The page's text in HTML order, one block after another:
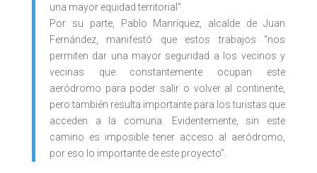
una mayor equidad territorial”.
Por su parte, Pablo Manríquez, alcalde de Juan
Fernández, manifestó que estos trabajos “nos
permiten dar una mayor seguridad a los vecinos y
vecinas que constantemente ocupan este
aeródromo para poder salir o volver al continente,
pero también resulta importante para los turistas que
acceden a la comuna. Evidentemente, sin este
camino es imposible tener acceso al aeródromo,
por eso lo importante de este proyecto”.